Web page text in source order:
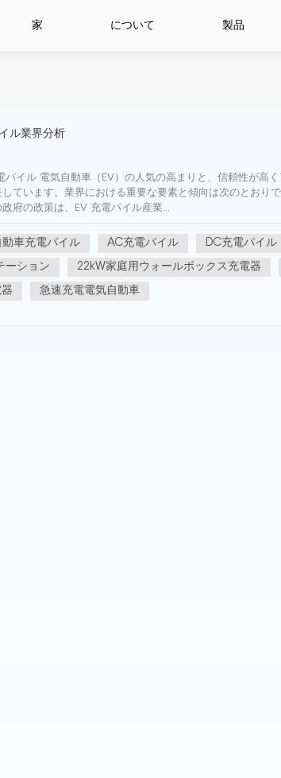
家 について 製品
ル業界分析
パイル 電気自動車（EV）の人気の高まりと、信頼性が高
ています。業界における重要な要素と傾向は次のとおり
府の政策は、EV 充電パイル産業...
動車充電パイル AC充電パイル DC充電パイル
ーション 22kW家庭用ウォールボックス充電器
急速充電電気自動車